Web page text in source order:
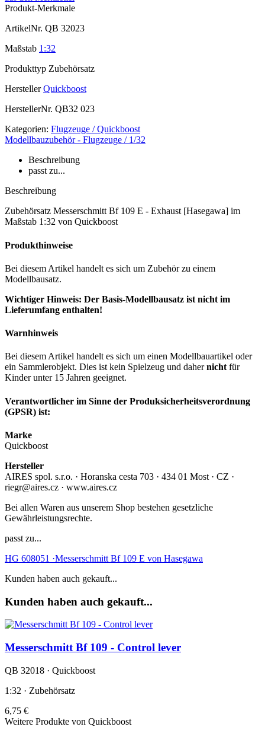
Produkt-Merkmale
ArtikelNr. QB 32023
Maßstab 1:32
Produkttyp Zubehörsatz
Hersteller Quickboost
HerstellerNr. QB32 023
Kategorien: Flugzeuge / Quickboost
Modellbauzubehör - Flugzeuge / 1/32
Beschreibung
passt zu...
Beschreibung
Zubehörsatz Messerschmitt Bf 109 E - Exhaust [Hasegawa] im
Maßstab 1:32 von Quickboost
Produkthinweise
Bei diesem Artikel handelt es sich um Zubehör zu einem
Modellbausatz.
Wichtiger Hinweis: Der Basis-Modellbausatz ist nicht im
Lieferumfang enthalten!
Warnhinweis
Bei diesem Artikel handelt es sich um einen Modellbauartikel oder
ein Sammlerobjekt. Dies ist kein Spielzeug und dahernicht für
Kinder unter 15 Jahren geeignet.
Verantwortlicher im Sinne der Produksicherheitsverordnung
(GPSR) ist:
Marke
Quickboost
Hersteller
AIRES spol. s.r.o. · Horanska cesta 703 · 434 01 Most · CZ ·
riegr@aires.cz · www.aires.cz
Bei allen Waren aus unserem Shop bestehen gesetzliche
Gewährleistungsrechte.
passt zu...
HG 608051 ·Messerschmitt Bf 109 E von Hasegawa
Kunden haben auch gekauft...
Kunden haben auch gekauft...
Messerschmitt Bf 109 - Control lever
QB 32018 · Quickboost
1:32 · Zubehörsatz
6,75 €
Weitere Produkte von Quickboost